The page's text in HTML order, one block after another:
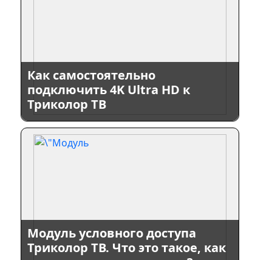
Как самостоятельно
подключить 4K Ultra HD к
Триколор ТВ
Модуль условного доступа
Триколор ТВ. Что это такое, как